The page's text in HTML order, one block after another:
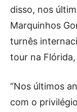
disso, nos
Marquinhos
turnês
tour na
“Nos últimos
com o